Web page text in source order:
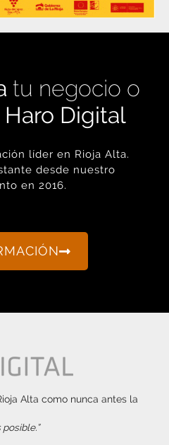
tu negocio o
Haro Digital
líder en Rioja Alta.
desde nuestro
en 2016.
Alta como nunca antes la